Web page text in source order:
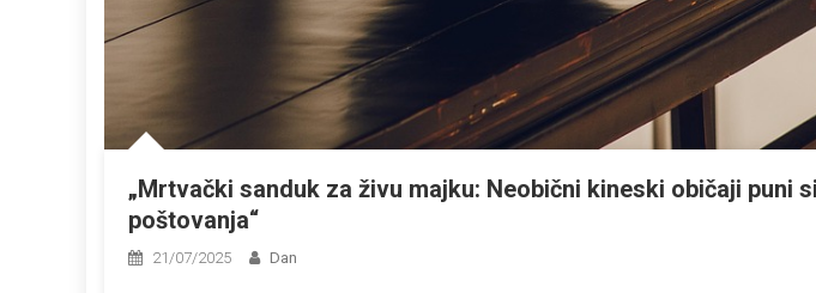
„Mrtvački sanduk za živu majku: Neobični kineski običaji puni
poštovanja“
21/07/2025 Dan